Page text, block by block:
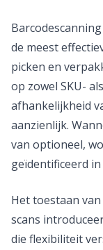
de meest
picken en
op zowel SKU-
afhankelijkheid
aanzienlijk.
van optioneel,
geïdentificeerd
Het toestaan
scans
die flexibiliteit